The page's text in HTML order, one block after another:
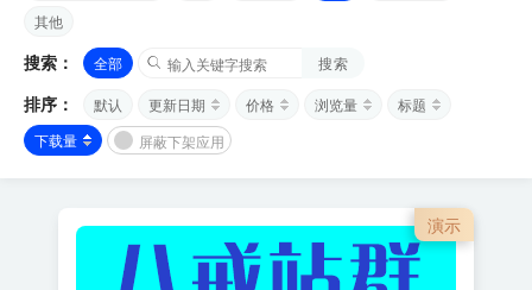
其他
搜索： 全部 搜索
排序： 默认 更新日期 价格 浏览量
标题
下载量
屏蔽下架应用
演示